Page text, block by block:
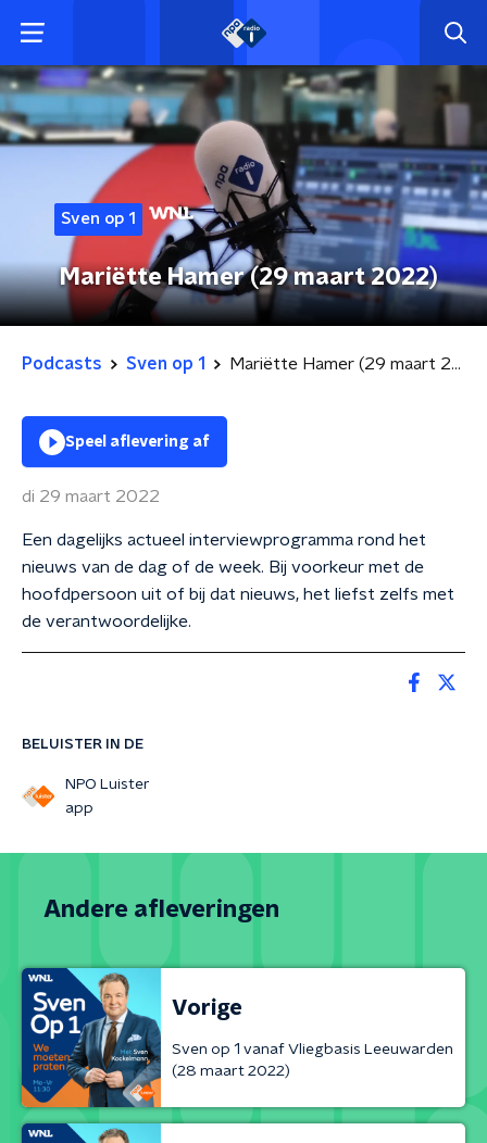
Sven op 1
Mariëtte Hamer (29 maart 2022)
Podcasts Sven op 1 Mariëtte Hamer (29 maart 2022)
BELUISTER IN DE
NPO Luister
app
Speel aflevering af
di 29 maart 2022
Een dagelijks actueel interviewprogramma rond het
nieuws van de dag of de week. Bij voorkeur met de
hoofdpersoon uit of bij dat nieuws, het liefst zelfs met
de verantwoordelijke.
Andere afleveringen
Vorige
Sven op 1 vanaf Vliegbasis Leeuwarden
(28 maart 2022)